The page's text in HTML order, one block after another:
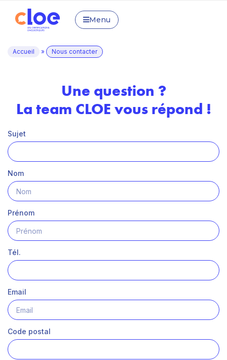
Menu
Accueil » Nous contacter
Une question ?
La team CLOE vous répond !
Sujet
Nom
Prénom
Tél.
Email
Code postal